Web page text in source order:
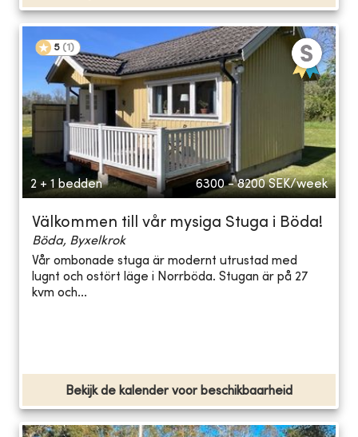
5 (1 )
2 + 1 bedden 6300 - 8200 SEK/week
Välkommen till vår mysiga Stuga i Böda!
Böda, Byxelkrok
Vår ombonade stuga är modernt utrustad med
lugnt och ostört läge i Norrböda. Stugan är på 27
kvm och...
Bekijk de kalender voor beschikbaarheid